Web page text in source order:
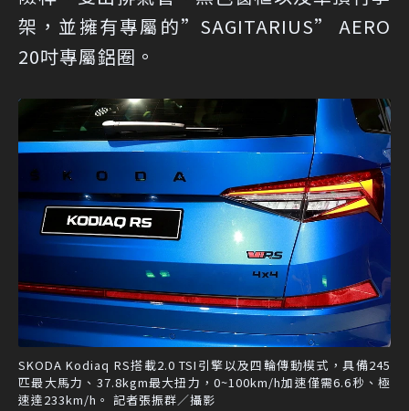
架，並擁有專屬的”SAGITARIUS” AERO
20吋專屬鋁圈。
SKODA Kodiaq RS搭載2.0 TSI引擎以及四輪傳動模式，具備245
匹最大馬力、37.8kgm最大扭力，0~100km/h加速僅需6.6秒、極
速達233km/h。 記者張振群／攝影